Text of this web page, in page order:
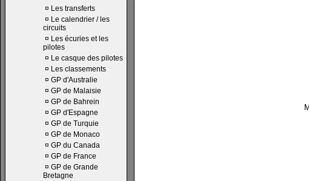
¤ Les transferts
¤ Le calendrier / les
circuits
¤ Les écuries et les
pilotes
¤ Le casque des pilotes
¤ Les classements
¤ GP d'Australie
¤ GP de Malaisie
¤ GP de Bahrein
¤ GP d'Espagne
¤ GP de Turquie
¤ GP de Monaco
¤ GP du Canada
¤ GP de France
¤ GP de Grande
Bretagne